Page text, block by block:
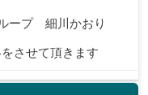
ープ 細川かおり
させて頂きます